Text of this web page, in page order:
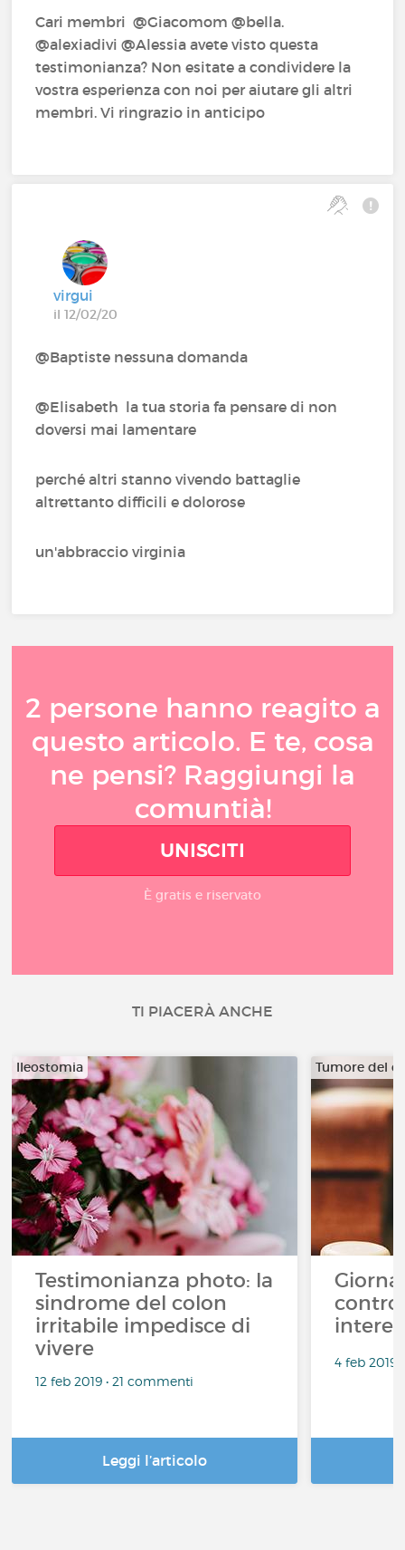
Cari membri @Giacomom‍ @bella.‍
@alexiadivi‍ @Alessia‍ avete visto questa
testimonianza? Non esitate a condividere la
vostra esperienza con noi per aiutare gli altri
membri. Vi ringrazio in anticipo
virgui
il 12/02/20
@Baptiste‍ nessuna domanda
@Elisabeth‍ la tua storia fa pensare di non
doversi mai lamentare
perché altri stanno vivendo battaglie
altrettanto difficili e dolorose
un'abbraccio virginia
2 persone hanno reagito a
questo articolo. E te, cosa
ne pensi? Raggiungi la
comuntià!
UNISCITI
È gratis e riservato
TI PIACERÀ ANCHE
Ileostomia
Testimonianza photo: la
sindrome del colon
irritabile impedisce di
vivere
12 feb 2019 • 21 commenti
Leggi l’articolo
Tumore del
contro
4 feb 2019